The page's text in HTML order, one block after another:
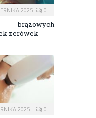
2025 0
brązowych
zerówek
2025 0